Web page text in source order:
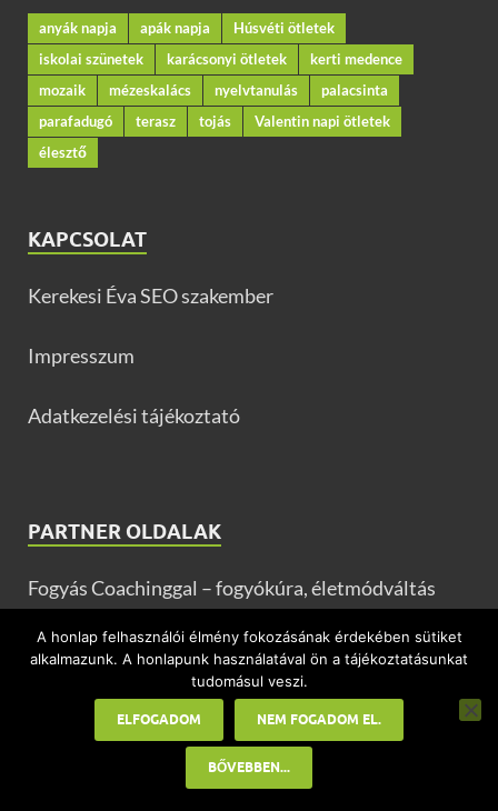
anyák napja apák napja
Húsvéti ötletek
iskolai szünetek
karácsonyi ötletek
kerti medence
mozaik
mézeskalács nyelvtanulás
palacsinta
parafadugó
terasz tojás
Valentin napi ötletek
élesztő
KAPCSOLAT
Kerekesi Éva SEO szakember
Impresszum
Adatkezelési tájékoztató
PARTNER OLDALAK
Fogyás Coachinggal – fogyókúra, életmódváltás
Pampuska.com – receptek, gasztroblog
Csirkemell receptek
Flamenco Portál – flamenco és Spanyolország
A honlap felhasználói élmény fokozásának érdekében sütiket
alkalmazunk. A honlapunk használatával ön a tájékoztatásunkat
tudomásul veszi.
ELFOGADOM NEM FOGADOM EL.
BŐVEBBEN...